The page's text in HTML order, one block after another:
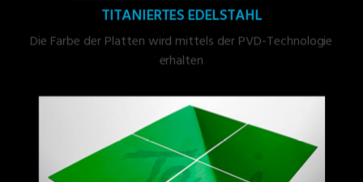
TITANIERTES EDELSTAHL
Die Farbe der Platten wird mittels der PVD-Technologie
erhalten